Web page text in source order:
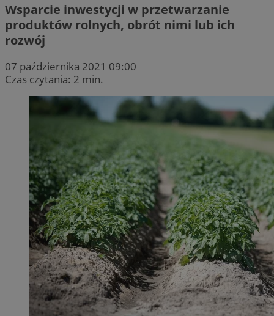
Wsparcie inwestycji w przetwarzanie
produktów rolnych, obrót nimi lub ich
rozwój
07 października 2021 09:00
Czas czytania: 2 min.